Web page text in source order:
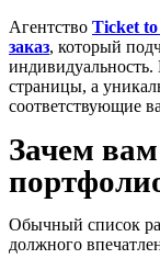
Агентство Ticket
заказ, который
страницы, а
соответствующие
Зачем
Обычный список
должного